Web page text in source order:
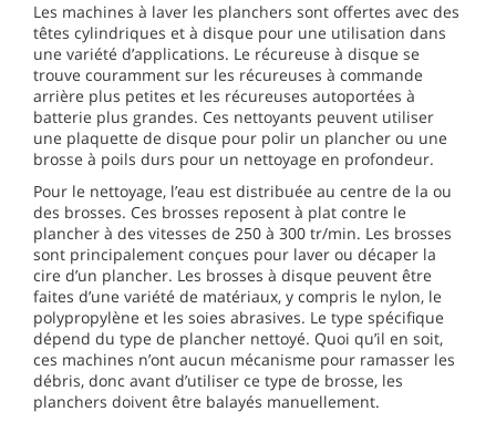
Les machines à laver les planchers sont offertes avec des
têtes cylindriques et à disque pour une utilisation dans
une variété d’applications. Le récureuse à disque se
trouve couramment sur les récureuses à commande
arrière plus petites et les récureuses autoportées à
batterie plus grandes. Ces nettoyants peuvent utiliser
une plaquette de disque pour polir un plancher ou une
brosse à poils durs pour un nettoyage en profondeur.
Pour le nettoyage, l’eau est distribuée au centre de la ou
des brosses. Ces brosses reposent à plat contre le
plancher à des vitesses de 250 à 300 tr/min. Les brosses
sont principalement conçues pour laver ou décaper la
cire d’un plancher. Les brosses à disque peuvent être
faites d’une variété de matériaux, y compris le nylon, le
polypropylène et les soies abrasives. Le type spécifique
dépend du type de plancher nettoyé. Quoi qu’il en soit,
ces machines n’ont aucun mécanisme pour ramasser les
débris, donc avant d’utiliser ce type de brosse, les
planchers doivent être balayés manuellement.